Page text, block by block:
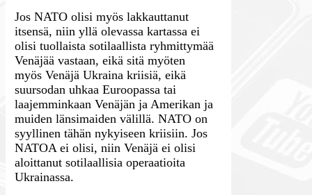
Jos NATO olisi myös lakkauttanut
itsensä, niin yllä olevassa kartassa ei
olisi tuollaista sotilaallista ryhmittymää
Venäjää vastaan, eikä sitä myöten
myös Venäjä Ukraina kriisiä, eikä
suursodan uhkaa Euroopassa tai
laajemminkaan Venäjän ja Amerikan ja
muiden länsimaiden välillä. NATO on
syyllinen tähän nykyiseen kriisiin. Jos
NATOA ei olisi, niin Venäjä ei olisi
aloittanut sotilaallisia operaatioita
Ukrainassa.